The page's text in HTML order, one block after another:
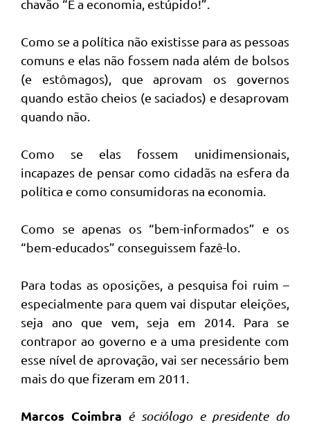
chavão “É a economia, estúpido!”.
Como se a política não existisse para as pessoas
comuns e elas não fossem nada além de bolsos
(e estômagos), que aprovam os governos
quando estão cheios (e saciados) e desaprovam
quando não.
Como se elas fossem unidimensionais,
incapazes de pensar como cidadãs na esfera da
política e como consumidoras na economia.
Como se apenas os “bem-informados” e os
“bem-educados” conseguissem fazê-lo.
Para todas as oposições, a pesquisa foi ruim –
especialmente para quem vai disputar eleições,
seja ano que vem, seja em 2014. Para se
contrapor ao governo e a uma presidente com
esse nível de aprovação, vai ser necessário bem
mais do que fizeram em 2011.
Marcos Coimbra é sociólogo e presidente do